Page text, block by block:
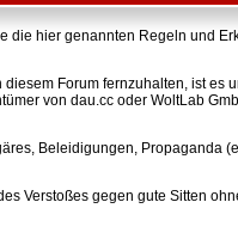
die hier genannten Regeln und
Forum fernzuhalten, ist es
von dau.cc oder WoltLab
Beleidigungen, Propaganda
Verstoßes gegen gute Sitten